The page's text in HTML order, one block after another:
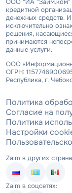
ООО "ИА "Займ.ком"
кредитной
денежных средств.
исключительно
решения,
принимаются
данные услуги.
ООО
ОГРН:
Республика, г.
Политика
Согласие на
Политика
Настройки
Zaim в других
Zaim в соцсетях: